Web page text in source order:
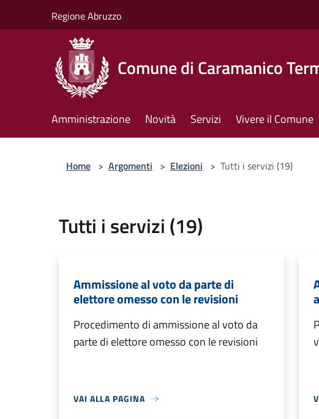
Regione Abruzzo
Comune di Caramanico
Amministrazione Novità Servizi Vivere il Comune
Home > Argomenti > Elezioni > Tutti i servizi (19)
Tutti i servizi (19)
Ammissione al voto da parte di
elettore omesso con le revisioni
Procedimento di ammissione al voto da
parte di elettore omesso con le revisioni
VAI ALLA PAGINA